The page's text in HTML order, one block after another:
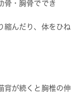
骨・胸骨ででき
縮んだり、体をひね
背が続くと胸椎の伸